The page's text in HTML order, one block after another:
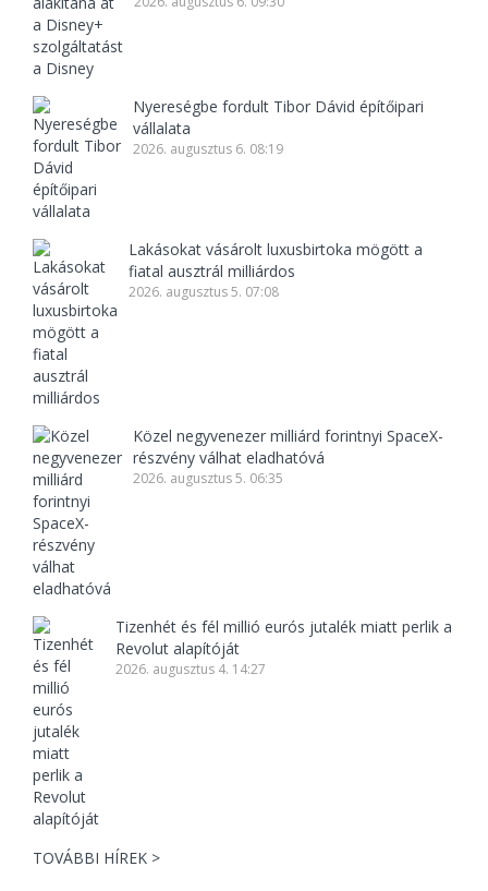
Nyereségbe fordult Tibor Dávid építőipari
vállalata
2026. augusztus 6. 08:19
Lakásokat vásárolt luxusbirtoka mögött a
fiatal ausztrál milliárdos
2026. augusztus 5. 07:08
Közel negyvenezer milliárd forintnyi SpaceX-
részvény válhat eladhatóvá
2026. augusztus 5. 06:35
Tizenhét és fél millió eurós jutalék miatt perlik a
Revolut alapítóját
2026. augusztus 4. 14:27
TOVÁBBI HÍREK >